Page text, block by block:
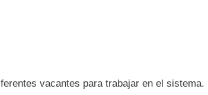
vacantes para trabajar en el